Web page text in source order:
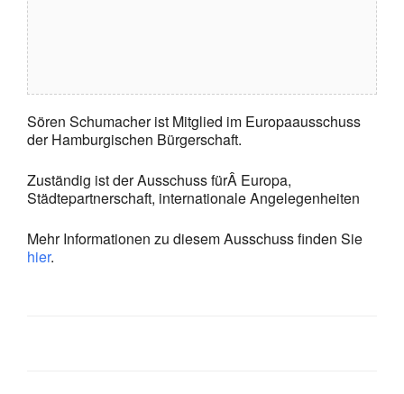
Sören Schumacher ist Mitglied im Europaausschuss
der Hamburgischen Bürgerschaft.
Zuständig ist der Ausschuss fürÂ Europa,
Städtepartnerschaft, internationale Angelegenheiten
Mehr Informationen zu diesem Ausschuss finden Sie
hier.